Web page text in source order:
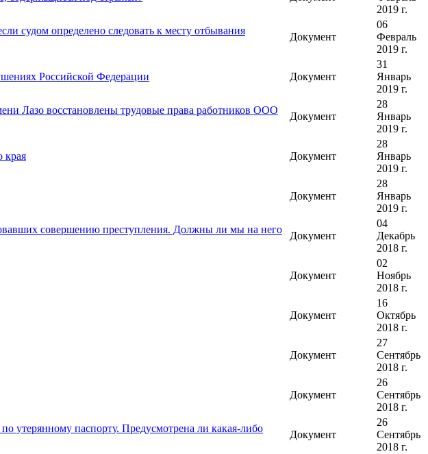
2019 г.
судом определено следовать к месту отбывания
Документ
06
Февраль
2019 г.
Российской Федерации Документ
31
Январь
2019 г.
Лазо восстановлены трудовые права работников ООО
Документ
28
Январь
2019 г.
края Документ
28
Январь
2019 г.
Документ
28
Январь
2019 г.
совершению преступления. Должны ли мы на него
Документ
04
Декабрь
2018 г.
Документ
02
Ноябрь
2018 г.
Документ
16
Октябрь
2018 г.
Документ
27
Сентябрь
2018 г.
Документ
26
Сентябрь
2018 г.
утерянному паспорту. Предусмотрена ли какая-либо
Документ
26
Сентябрь
2018 г.